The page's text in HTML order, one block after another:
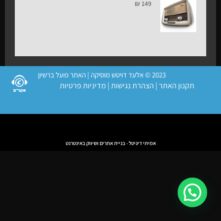
₪ 149
2023 © אלעד דויטש מוסיקה | האתר פועל ברשיון
תקנון האתר| הצהרת נגישות| מדיניות פרטיות
אמיתי דיגיטל - בניית אתרים ושיווק באינטרנט